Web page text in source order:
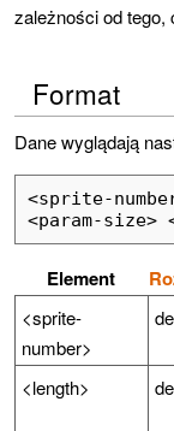
zależności od tego,
Format
Dane wyglądają
<sprite-
<param-
Element
<sprite-
number>
<length>